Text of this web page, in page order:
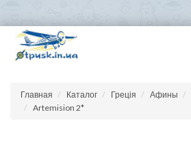
Главная Каталог Греція Афины
Artemision 2*